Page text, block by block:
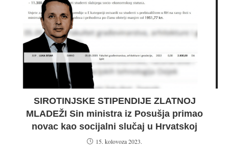
SIROTINJSKE STIPENDIJE ZLATNOJ
MLADEŽI Sin ministra iz Posušja primao
novac kao socijalni slučaj u Hrvatskoj
15. kolovoza 2023.